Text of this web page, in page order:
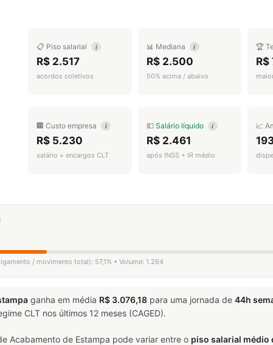
📋 Piso salarial i
R$ 2.517
acordos coletivos
📊 Mediana i
R$ 2.500
50% acima / abaixo
🏆
R$
🏢 Custo empresa i
R$ 5.230
salário + encargos CLT
💵 Salário líquido i
R$ 2.461
após INSS + IR médio
📈
/ movimento total): 57,1% • Volume: 1.264
ganha em média R$ 3.076,18 para uma jornada de 44h
CLT nos últimos 12 meses (CAGED).
Acabamento de Estampa pode variar entre o piso salarial médio